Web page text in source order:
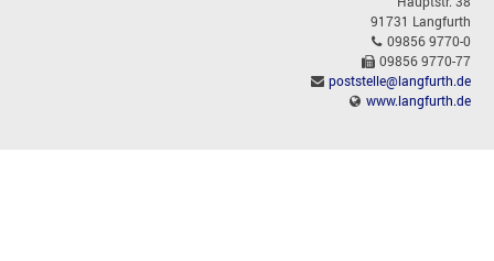
91731 Langfurth
09856 9770-0
09856 9770-77
poststelle@langfurth.de
www.langfurth.de